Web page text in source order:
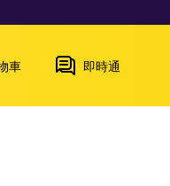
車 即時通